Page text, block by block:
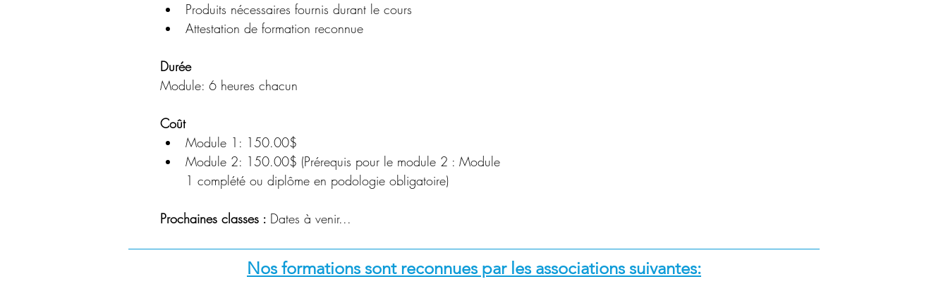
Produits nécessaires fournis durant le cours
Attestation de formation reconnue
Durée
Module: 6 heures chacun
Coût
Module 1: 150.00$
Module 2: 150.00$ (Prérequis pour le module 2 : Module
1 complété ou diplôme en podologie obligatoire)
Prochaines classes : Dates à venir...
Nos formations sont reconnues par les associations suivantes: